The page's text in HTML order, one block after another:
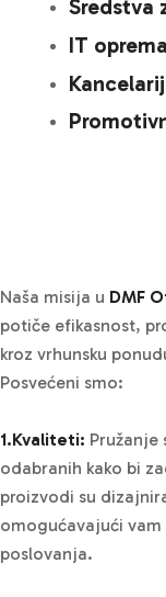
Sredstva
IT oprema
Naša misija u DMF
potiče efikasnost,
kroz vrhunsku
Posvećeni smo:
1.Kvaliteti:
odabranih kako bi
proizvodi su
omogućavajući vam
poslovanja.